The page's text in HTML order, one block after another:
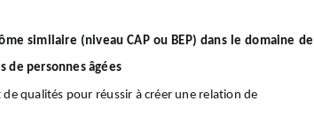
similaire (niveau CAP ou BEP) dans le domaine de
de personnes âgées
qualités pour réussir à créer une relation de